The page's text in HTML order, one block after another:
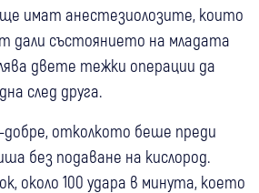
имат анестезиолозите, които
дали състоянието на младата
двете тежки операции да
след друга.
добре, отколкото беше преди
без подаване на кислород.
около 100 удара в минута, което